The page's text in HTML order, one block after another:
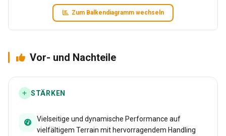
Zum Balkendiagramm wechseln
Vor- und Nachteile
STÄRKEN
Vielseitige und dynamische Performance auf
vielfältigem Terrain mit hervorragendem Handling